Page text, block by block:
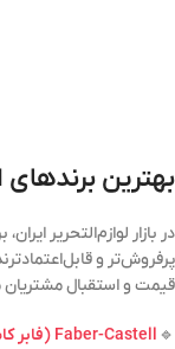
بهترین برندهای
در بازار لوازم‌التحریر
پرفروش‌تر و
قیمت و استقبال مشتریان
🔹